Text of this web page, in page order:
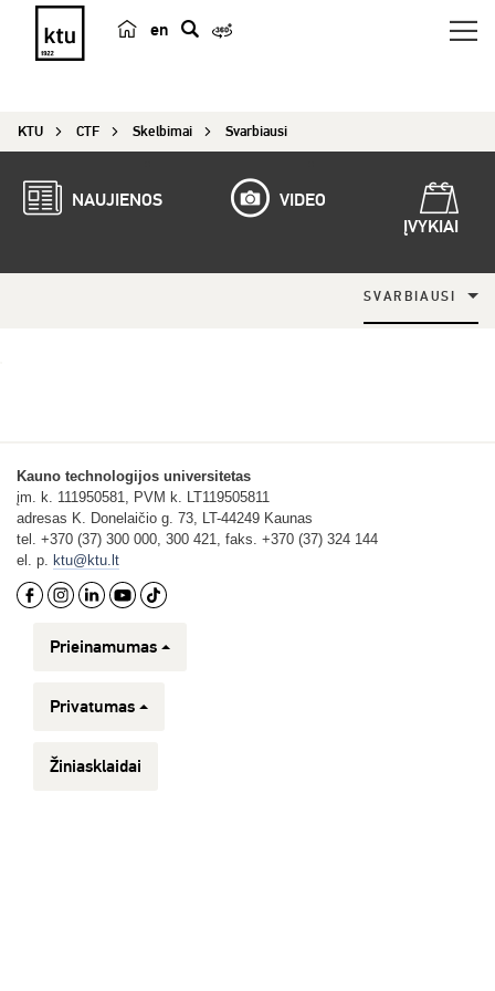
en
e
KTU CTF Skelbimai Svarbiausi
NAUJIENOS
VIDEO
ĮVYKIAI
SVARBIAUSI
Kauno technologijos universitetas
įm. k. 111950581, PVM k. LT119505811
adresas K. Donelaičio g. 73, LT-44249 Kaunas
tel. +370 (37) 300 000, 300 421, faks. +370 (37) 324 144
el. p. ktu@ktu.lt
Prieinamumas
Privatumas
Žiniasklaidai